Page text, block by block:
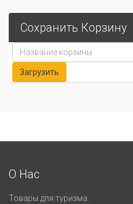
Сохранить Корзину
О Нас
Товары для туризма.